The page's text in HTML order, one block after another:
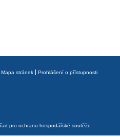
Mapa stránek Prohlášení o přístupnosti
pro ochranu hospodářské soutěže